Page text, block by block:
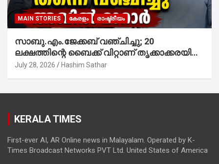
MAIN STORIES കേരളം രാഷ്ട്രീയം
സാബു.എം.ജേക്കബ് വഞ്ചിച്ചു; 20
ലക്ഷത്തിന്റെ ബൈക്ക് വിറ്റാണ് തൃക്കാക്കരയില്‍
മത്സരിച്ചത്! പ്രചാരണത്തിന് രണ്ടേ രണ്ടുപേര്‍
അഖില്‍ മാരാര്‍ ട്വന്റി 20 വിട്ടു
July 28, 2026 Hashim Sathar
KERALA TIMES
First-ever AI, AR Online news in Malayalam. Operated by K-
Times Broadcast Networks PVT Ltd. United States of America